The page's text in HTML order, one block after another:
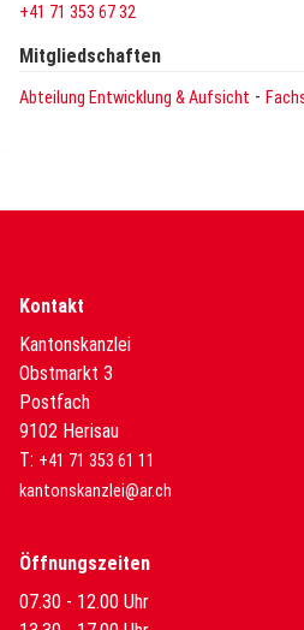
+41 71 353 67 32
Mitgliedschaften
Abteilung Entwicklung & Aufsicht -
Kontakt
Kantonskanzlei
Obstmarkt 3
Postfach
9102 Herisau
T: +41 71 353 61 11
kantonskanzlei@ar.ch
Öffnungszeiten
07.30 - 12.00 Uhr